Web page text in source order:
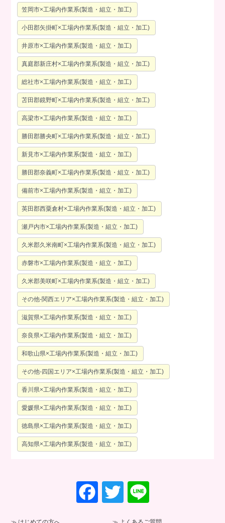
笠岡市×工場内作業系(製造・組立・加工)
小田郡矢掛町×工場内作業系(製造・組立・加工)
井原市×工場内作業系(製造・組立・加工)
真庭郡新庄村×工場内作業系(製造・組立・加工)
総社市×工場内作業系(製造・組立・加工)
苫田郡鏡野町×工場内作業系(製造・組立・加工)
高梁市×工場内作業系(製造・組立・加工)
勝田郡勝央町×工場内作業系(製造・組立・加工)
新見市×工場内作業系(製造・組立・加工)
勝田郡奈義町×工場内作業系(製造・組立・加工)
備前市×工場内作業系(製造・組立・加工)
英田郡西粟倉村×工場内作業系(製造・組立・加工)
瀬戸内市×工場内作業系(製造・組立・加工)
久米郡久米南町×工場内作業系(製造・組立・加工)
赤磐市×工場内作業系(製造・組立・加工)
久米郡美咲町×工場内作業系(製造・組立・加工)
その他-関西エリア×工場内作業系(製造・組立・加工)
滋賀県×工場内作業系(製造・組立・加工)
奈良県×工場内作業系(製造・組立・加工)
和歌山県×工場内作業系(製造・組立・加工)
その他-四国エリア×工場内作業系(製造・組立・加工)
香川県×工場内作業系(製造・組立・加工)
愛媛県×工場内作業系(製造・組立・加工)
徳島県×工場内作業系(製造・組立・加工)
高知県×工場内作業系(製造・組立・加工)
F
a
T
wi